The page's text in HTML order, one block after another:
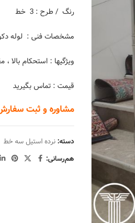
رنگ / طرح : 3 خط
مشخصات فنی : لوله
ویژگیها : استحکام بالا
قیمت : تماس بگیرید
مشاوره و ثبت
دسته: نرده استیل سه خط
هم‌رسانی: